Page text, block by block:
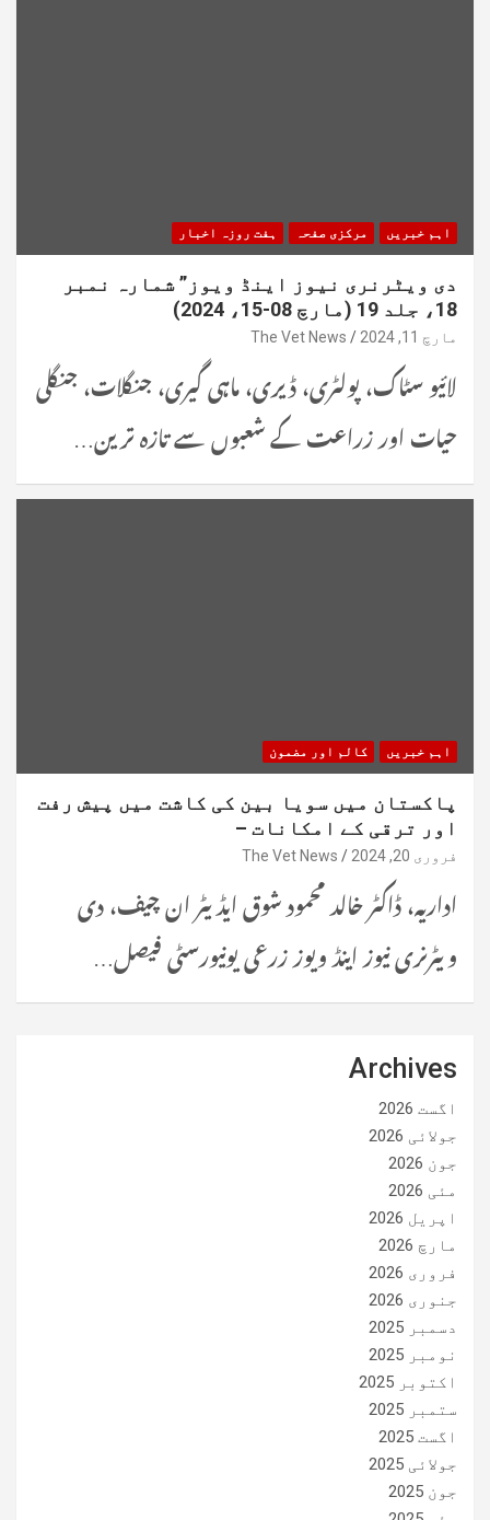
اہم خبریں مرکزی صفحہ ہفت روزہ اخبار
دی ویٹرنری نیوز اینڈ ویوز” شمارہ نمبر
18، جلد 19 (مارچ 08-15، 2024)
مارچ 11, 2024 The Vet News
لائیو سٹاک، پولٹری، ڈیری، ماہی گیری، جنگلات، جنگلی
حیات اور زراعت کے شعبوں سے تازہ ترین…
اہم خبریں کالم اور مضمون
پاکستان میں سویا بین کی کاشت میں پیش رفت
اور ترقی کے امکانات –
فروری 20, 2024 The Vet News
اداریہ، ڈاکٹر خالد محمود شوق ایڈیٹر ان چیف، دی
ویٹرنری نیوز اینڈ ویوز زرعی یونیورسٹی فیصل…
Archives
اگست 2026
جولائی 2026
جون 2026
مئی 2026
اپریل 2026
مارچ 2026
فروری 2026
جنوری 2026
دسمبر 2025
نومبر 2025
اکتوبر 2025
ستمبر 2025
اگست 2025
جولائی 2025
جون 2025